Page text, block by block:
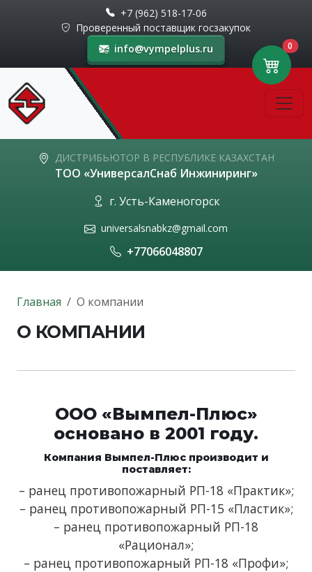
+7 (962) 518-17-06
Проверенный поставщик госзакупок
info@vympelplus.ru
ДИСТРИБЬЮТОР В РЕСПУБЛИКЕ КАЗАХСТАН
ТОО «УниверсалСнаб Инжиниринг»
г. Усть-Каменогорск
universalsnabkz@gmail.com
+77066048807
Главная О компании
О КОМПАНИИ
ООО «Вымпел-Плюс»
основано в 2001 году.
Компания Вымпел-Плюс производит и
поставляет:
– ранец противопожарный РП-18 «Практик»;
– ранец противопожарный РП-15 «Пластик»;
– ранец противопожарный РП-18
«Рационал»;
– ранец противопожарный РП-18 «Профи»;
0